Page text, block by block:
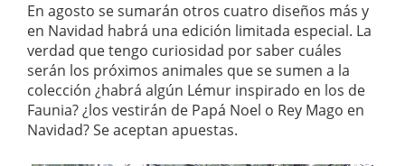
En agosto se sumarán otros cuatro diseños más y
en Navidad habrá una edición limitada especial. La
verdad que tengo curiosidad por saber cuáles
serán los próximos animales que se sumen a la
colección ¿habrá algún Lémur inspirado en los de
Faunia? ¿los vestirán de Papá Noel o Rey Mago en
Navidad? Se aceptan apuestas.